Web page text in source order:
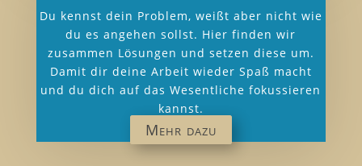
Du kennst dein Problem, weißt aber nicht wie
du es angehen sollst. Hier finden wir
zusammen Lösungen und setzen diese um.
Damit dir deine Arbeit wieder Spaß macht
und du dich auf das Wesentliche fokussieren
kannst.
Mehr dazu